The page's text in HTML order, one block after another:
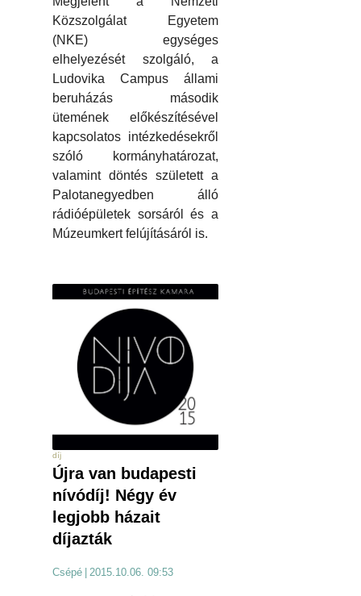
Közszolgálat Egyetem
(NKE) egységes
elhelyezését szolgáló, a
Ludovika Campus állami
beruházás második
ütemének előkészítésével
kapcsolatos intézkedésekről
szóló kormányhatározat,
valamint döntés született a
Palotanegyedben álló
rádióépületek sorsáról és a
Múzeumkert felújításáról is.
díj
Újra van budapesti
nívódíj! Négy év
legjobb házait
díjazták
Csépé 2015.10.06. 09:53